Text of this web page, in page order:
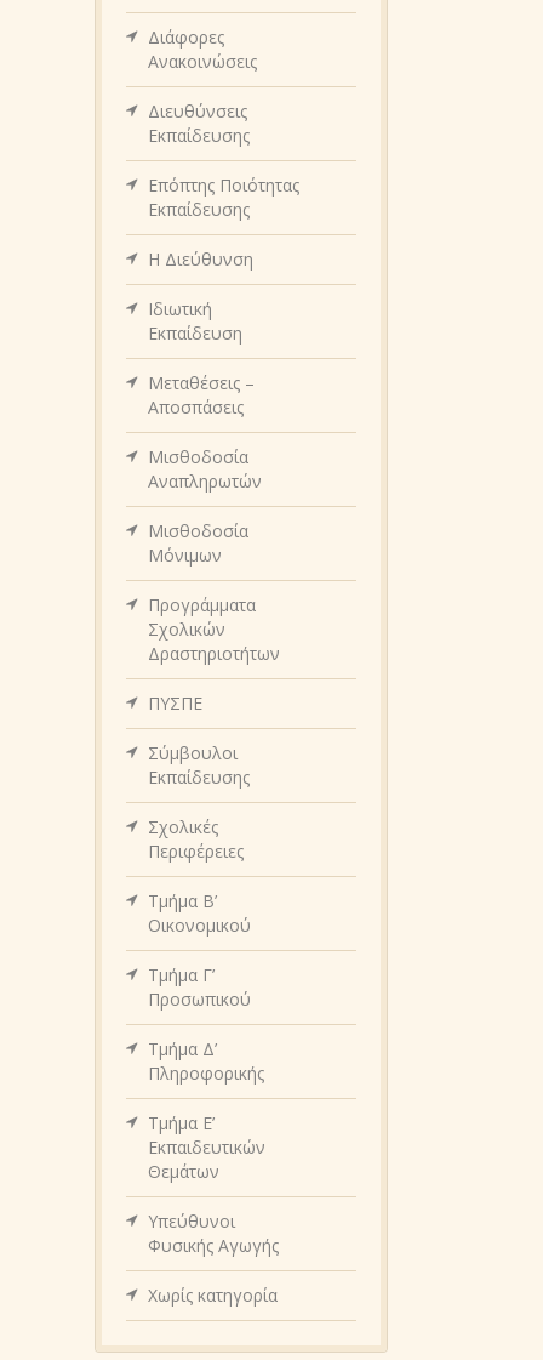
Διάφορες
Ανακοινώσεις
Διευθύνσεις
Εκπαίδευσης
Επόπτης Ποιότητας
Εκπαίδευσης
Η Διεύθυνση
Ιδιωτική
Εκπαίδευση
Μεταθέσεις –
Αποσπάσεις
Μισθοδοσία
Αναπληρωτών
Μισθοδοσία
Μόνιμων
Προγράμματα
Σχολικών
Δραστηριοτήτων
ΠΥΣΠΕ
Σύμβουλοι
Εκπαίδευσης
Σχολικές
Περιφέρειες
Τμήμα Β’
Οικονομικού
Τμήμα Γ’
Προσωπικού
Τμήμα Δ’
Πληροφορικής
Τμήμα Ε’
Εκπαιδευτικών
Θεμάτων
Υπεύθυνοι
Φυσικής Αγωγής
Χωρίς κατηγορία